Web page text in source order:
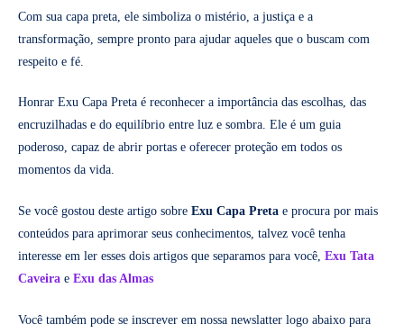
Com sua capa preta, ele simboliza o mistério, a justiça e a
transformação, sempre pronto para ajudar aqueles que o buscam com
respeito e fé.
Honrar Exu Capa Preta é reconhecer a importância das escolhas, das
encruzilhadas e do equilíbrio entre luz e sombra. Ele é um guia
poderoso, capaz de abrir portas e oferecer proteção em todos os
momentos da vida.
Se você gostou deste artigo sobre Exu Capa Preta e procura por mais
conteúdos para aprimorar seus conhecimentos, talvez você tenha
interesse em ler esses dois artigos que separamos para você, Exu Tata
Caveira e Exu das Almas
Você também pode se inscrever em nossa newslatter logo abaixo para